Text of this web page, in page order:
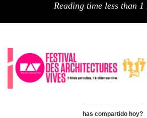
Reading time less than 1
has compartido hoy?